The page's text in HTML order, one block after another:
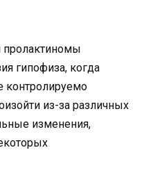
пролактиномы
гипофиза, когда
контролируемо
из-за различных
изменения,